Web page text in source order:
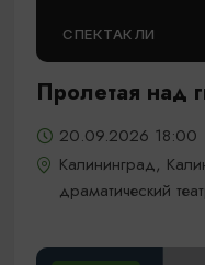
СПЕКТАКЛИ
Пролетая над
20.09.2026 18:00
Калининград,
драматический